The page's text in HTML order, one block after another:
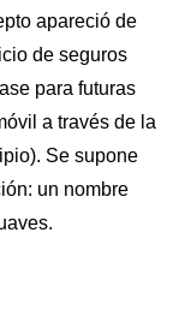
apareció de
de seguros
para futuras
a través de la
Se supone
un nombre